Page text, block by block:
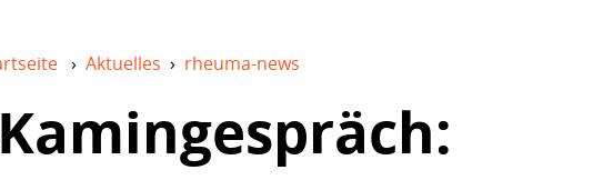
› Aktuelles › rheuma-news